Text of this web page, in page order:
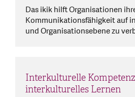
Das ikik hilft Organisationen
Kommunikationsfähigkeit auf
und Organisationsebene zu
Interkulturelle
interkulturelles Lernen